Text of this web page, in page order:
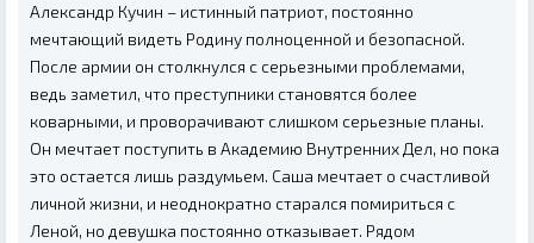
Александр Кучин – истинный патриот, постоянно
мечтающий видеть Родину полноценной и безопасной.
После армии он столкнулся с серьезными проблемами,
ведь заметил, что преступники становятся более
коварными, и проворачивают слишком серьезные планы.
Он мечтает поступить в Академию Внутренних Дел, но пока
это остается лишь раздумьем. Саша мечтает о счастливой
личной жизни, и неоднократно старался помириться с
Леной, но девушка постоянно отказывает. Рядом